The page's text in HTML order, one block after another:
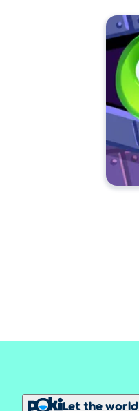
Let the